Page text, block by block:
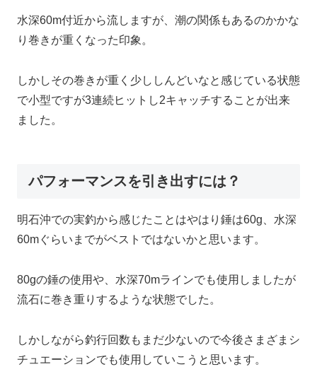
水深60m付近から流しますが、潮の関係もあるのかかな
り巻きが重くなった印象。
しかしその巻きが重く少ししんどいなと感じている状態
で小型ですが3連続ヒットし2キャッチすることが出来
ました。
パフォーマンスを引き出すには？
明石沖での実釣から感じたことはやはり錘は60g、水深
60mぐらいまでがベストではないかと思います。
80gの錘の使用や、水深70mラインでも使用しましたが
流石に巻き重りするような状態でした。
しかしながら釣行回数もまだ少ないので今後さまざまシ
チュエーションでも使用していこうと思います。